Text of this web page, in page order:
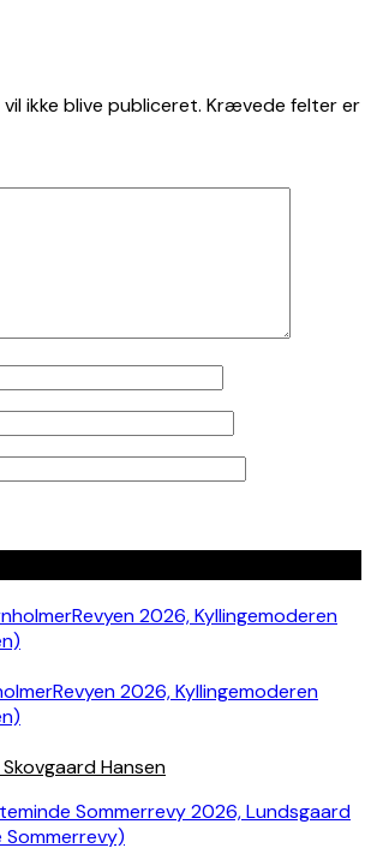
ikke blive publiceret. Krævede felter er
2026, Kyllingemoderen
Hansen